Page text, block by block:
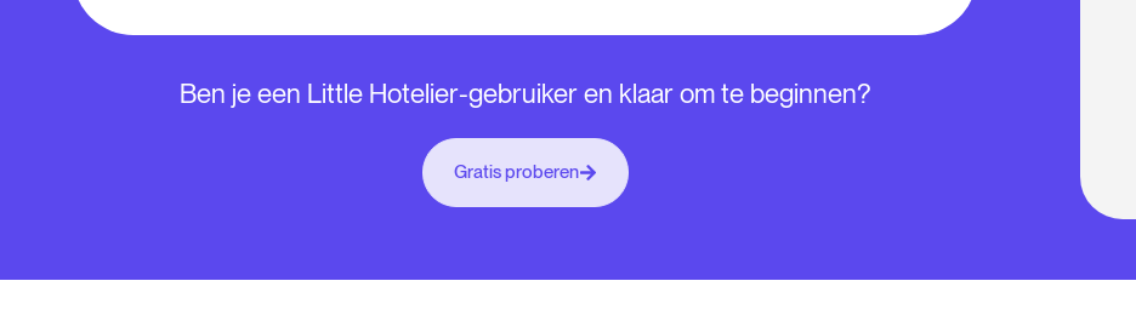
Ben je een Little Hotelier-gebruiker en klaar om te beginnen?
Gratis proberen